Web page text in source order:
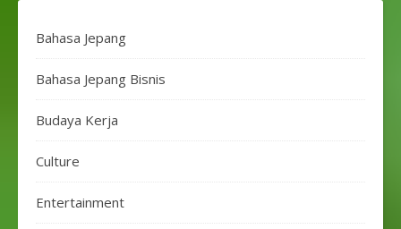
Bahasa Jepang
Bahasa Jepang Bisnis
Budaya Kerja
Culture
Entertainment